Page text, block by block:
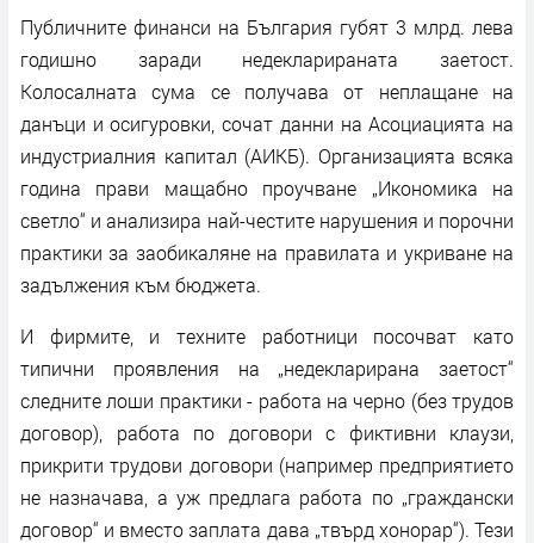
Публичните финанси на България губят 3 млрд. лева
годишно заради недекларираната заетост.
Колосалната сума се получава от неплащане на
данъци и осигуровки, сочат данни на Асоциацията на
индустриалния капитал (АИКБ). Организацията всяка
година прави мащабно проучване „Икономика на
светло“ и анализира най-честите нарушения и порочни
практики за заобикаляне на правилата и укриване на
задължения към бюджета.
И фирмите, и техните работници посочват като
типични проявления на „недекларирана заетост“
следните лоши практики - работа на черно (без трудов
договор), работа по договори с фиктивни клаузи,
прикрити трудови договори (например предприятието
не назначава, а уж предлага работа по „граждански
договор“ и вместо заплата дава „твърд хонорар“). Тези